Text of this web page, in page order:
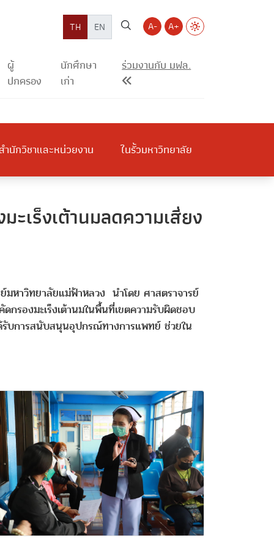
TH EN A- A+
ผู้
ปกครอง
นักศึกษา
เก่า
ร่วมงานกับ มฟล.
ำนักวิชาและหน่วยงาน ในรั้วมหาวิทยาลัย
เร็งเต้านมลดความเสี่ยง
หาวิทยาลัยแม่ฟ้าหลวง นำโดย ศาสตราจารย์
รองมะเร็งเต้านมในพื้นที่เขตความรับผิดชอบ
รับการสนับสนุนอุปกรณ์ทางการแพทย์ ช่วยใน